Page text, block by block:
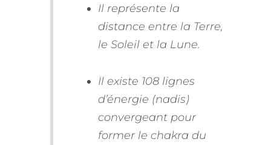
Il représente la
distance entre la Terre,
le Soleil et la Lune.
Il existe 108 lignes
d’énergie (nadis)
convergeant pour
former le chakra du